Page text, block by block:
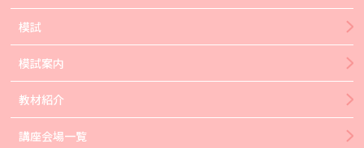
模試
模試案内
教材紹介
講座会場一覧